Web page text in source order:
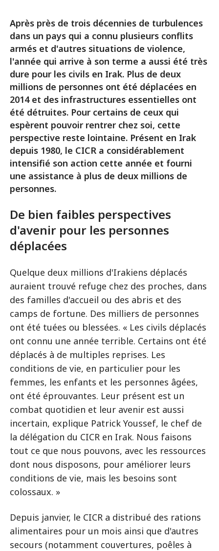
Après près de trois décennies de turbulences
dans un pays qui a connu plusieurs conflits
armés et d'autres situations de violence,
l'année qui arrive à son terme a aussi été très
dure pour les civils en Irak. Plus de deux
millions de personnes ont été déplacées en
2014 et des infrastructures essentielles ont
été détruites. Pour certains de ceux qui
espèrent pouvoir rentrer chez soi, cette
perspective reste lointaine. Présent en Irak
depuis 1980, le CICR a considérablement
intensifié son action cette année et fourni
une assistance à plus de deux millions de
personnes.
De bien faibles perspectives
d'avenir pour les personnes
déplacées
Quelque deux millions d'Irakiens déplacés
auraient trouvé refuge chez des proches, dans
des familles d'accueil ou des abris et des
camps de fortune. Des milliers de personnes
ont été tuées ou blessées. « Les civils déplacés
ont connu une année terrible. Certains ont été
déplacés à de multiples reprises. Les
conditions de vie, en particulier pour les
femmes, les enfants et les personnes âgées,
ont été éprouvantes. Leur présent est un
combat quotidien et leur avenir est aussi
incertain, explique Patrick Youssef, le chef de
la délégation du CICR en Irak. Nous faisons
tout ce que nous pouvons, avec les ressources
dont nous disposons, pour améliorer leurs
conditions de vie, mais les besoins sont
colossaux. »
Depuis janvier, le CICR a distribué des rations
alimentaires pour un mois ainsi que d'autres
secours (notamment couvertures, poêles à